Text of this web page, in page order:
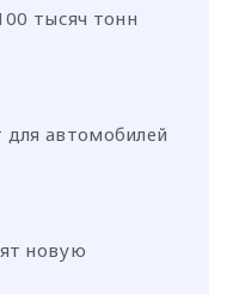
тысяч тонн
автомобилей
новую